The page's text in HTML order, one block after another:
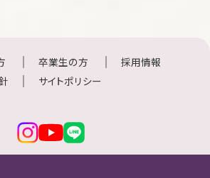
卒業生の方
採用情報
サイトポリシー